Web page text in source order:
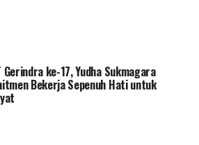
Gerindra ke-17, Yudha Sukmagara
Bekerja Sepenuh Hati untuk